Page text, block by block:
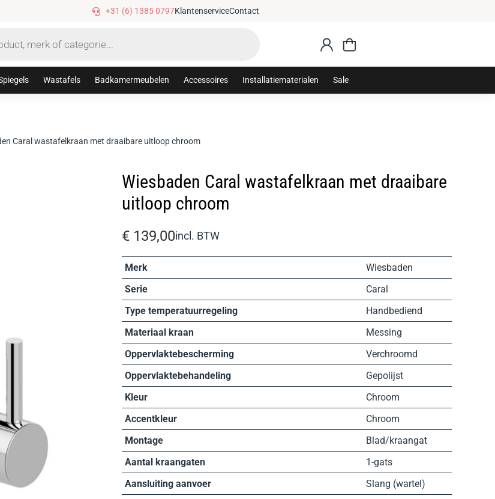
Gratis verzending vanaf €75,-
+31 (6) 1385 0797KlantenserviceContact
Wastafels Badkamermeubelen Accessoires Installatiematerialen Sale
Caral wastafelkraan met draaibare uitloop chroom
Wiesbaden Caral wastafelkraan met draaibare
uitloop chroom
€ 139,00incl. BTW
Merk
Wiesbaden
Serie
Caral
Type temperatuurregeling
Handbediend
Materiaal kraan
Messing
Oppervlaktebescherming
Verchroomd
Oppervlaktebehandeling
Gepolijst
Kleur
Chroom
Accentkleur
Chroom
Montage
Blad/kraangat
Aantal kraangaten
1-gats
Aansluiting aanvoer
Slang (wartel)